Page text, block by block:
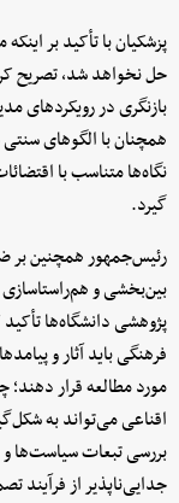
پزشکیان با تأکید بر
حل نخواهد شد، تصریح
بازنگری در رویکردهای
همچنان با الگوهای
نگاه‌ها متناسب با
گیرد.
رئیس‌جمهور همچنین بر
بین‌بخشی و
پژوهشی دانشگاه‌ها
فرهنگی باید آثار و
مورد مطالعه قرار دهند؛
اقناعی می‌تواند به
بررسی تبعات سیاست‌ها و
جدایی‌ناپذیر از فرآیند